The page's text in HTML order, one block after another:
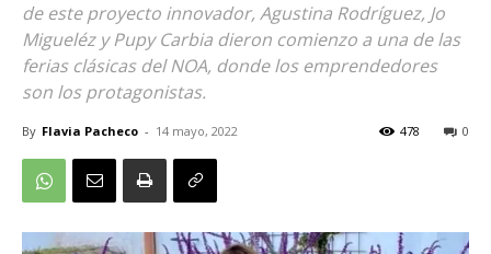
de este proyecto innovador, Agustina Rodríguez, Jo
Migueléz y Pupy Carbia dieron comienzo a una de las
ferias clásicas del NOA, donde los emprendedores
son los protagonistas.
By Flavia Pacheco - 14 mayo, 2022 0
478